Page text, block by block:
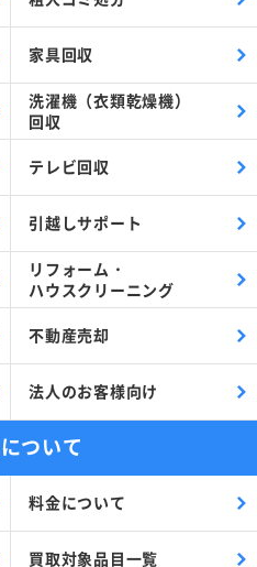
家具回収
洗濯機（衣類乾燥機）
回収
テレビ回収
引越しサポート
リフォーム・
ハウスクリーニング
不動産売却
法人のお客様向け
ついて
料金について
買取対象品目一覧